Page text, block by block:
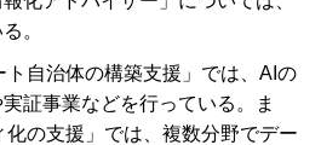
。
自治体の構築支援」では、AIの
証事業などを行っている。ま
の支援」では、複数分野でデー